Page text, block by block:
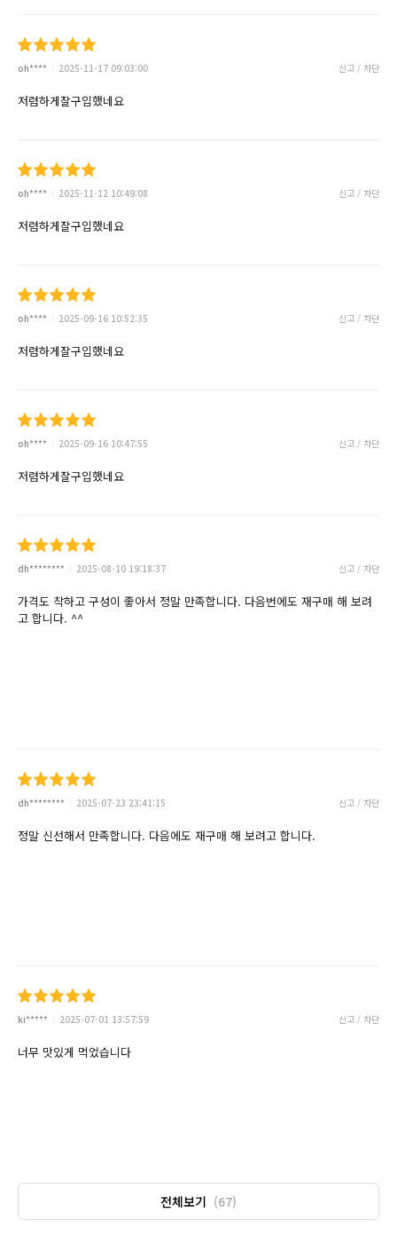
oh**** 2025-11-17 09:03:00 신고 / 차단
저렴하게잘구입했네요
oh**** 2025-11-12 10:49:08 신고 / 차단
저렴하게잘구입했네요
oh**** 2025-09-16 10:52:35 신고 / 차단
저렴하게잘구입했네요
oh**** 2025-09-16 10:47:55 신고 / 차단
저렴하게잘구입했네요
dh******** 2025-08-10 19:18:37 신고 / 차단
가격도 착하고 구성이 좋아서 정말 만족합니다. 다음번에도 재구매 해 보려
고 합니다. ^^
dh******** 2025-07-23 23:41:15 신고 / 차단
정말 신선해서 만족합니다. 다음에도 재구매 해 보려고 합니다.
ki***** 2025-07-01 13:57:59 신고 / 차단
너무 맛있게 먹었습니다
전체보기 (67)